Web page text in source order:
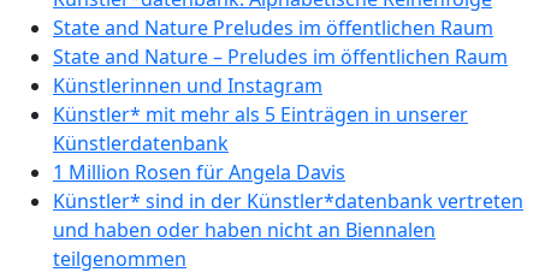
State and Nature Preludes im öffentlichen Raum
State and Nature – Preludes im öffentlichen Raum
Künstlerinnen und Instagram
Künstler* mit mehr als 5 Einträgen in unserer
Künstlerdatenbank
1 Million Rosen für Angela Davis
Künstler* sind in der Künstler*datenbank vertreten
und haben oder haben nicht an Biennalen
teilgenommen